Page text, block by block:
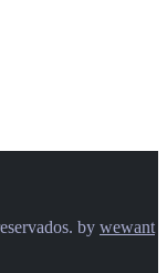
by wewant